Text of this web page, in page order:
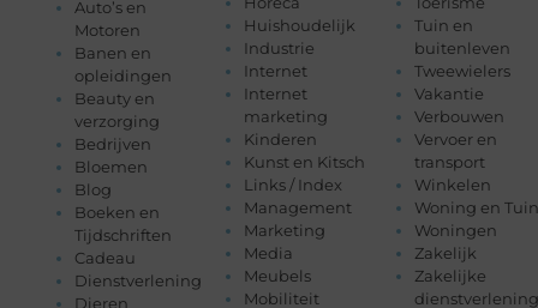
Auto’s en
Motoren
Banen en
opleidingen
Beauty en
verzorging
Bedrijven
Bloemen
Blog
Boeken en
Tijdschriften
Cadeau
Dienstverlening
Dieren
Huishoudelijk
Industrie
Internet
Internet
marketing
Kinderen
Kunst en Kitsch
Links / Index
Management
Marketing
Media
Meubels
Mobiliteit
Tuin en
buitenleven
Tweewielers
Vakantie
Verbouwen
Vervoer en
transport
Winkelen
Woning en Tuin
Woningen
Zakelijk
Zakelijke
dienstverlening